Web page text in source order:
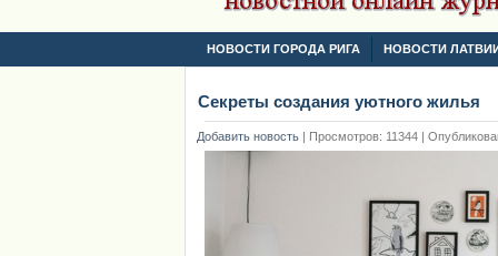
НОВОСТИ ГОРОДА РИГА НОВОСТИ
Секреты создания уютного жилья
Добавить новость | Просмотров: 11344 |